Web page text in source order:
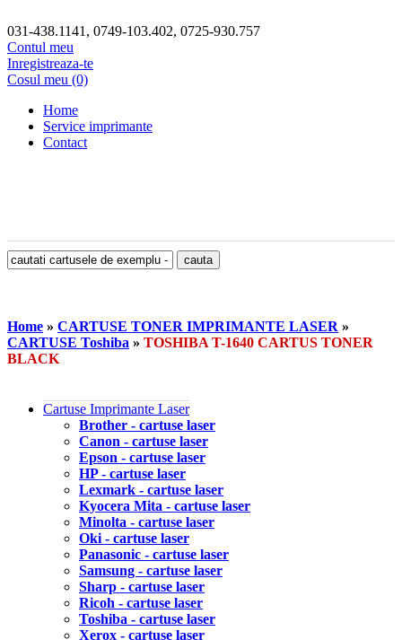
031-438.1141, 0749-103.402, 0725-930.757
Contul meu
Inregistreaza-te
Cosul meu (0)
Home
Service imprimante
Contact
Home » CARTUSE TONER IMPRIMANTE LASER »
CARTUSE Toshiba » TOSHIBA T-1640 CARTUS TONER
BLACK
Cartuse Imprimante Laser
Brother - cartuse laser
Canon - cartuse laser
Epson - cartuse laser
HP - cartuse laser
Lexmark - cartuse laser
Kyocera Mita - cartuse laser
Minolta - cartuse laser
Oki - cartuse laser
Panasonic - cartuse laser
Samsung - cartuse laser
Sharp - cartuse laser
Ricoh - cartuse laser
Toshiba - cartuse laser
Xerox - cartuse laser